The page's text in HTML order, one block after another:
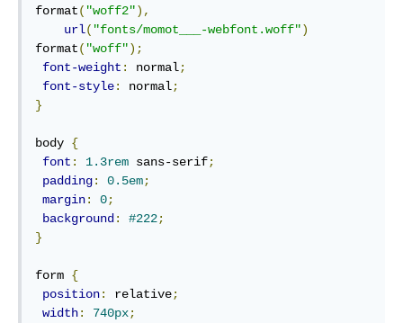
format( "woff2"),
url( "fonts/momot___-webfont.woff")
format( "woff");
font-weight : normal;
font-style: normal;
}
body {
font : 1.3rem sans-serif;
padding: 0.5em;
margin: 0;
background : #222;
}
form {
position: relative;
width: 740px;